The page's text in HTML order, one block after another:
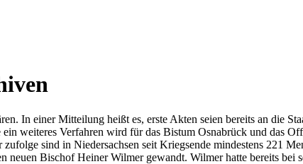
In einer Mitteilung heißt es, erste Akten seien bereits an die
weiteres Verfahren wird für das Bistum Osnabrück und das
sind in Niedersachsen seit Kriegsende mindestens 221
Bischof Heiner Wilmer gewandt. Wilmer hatte bereits bei